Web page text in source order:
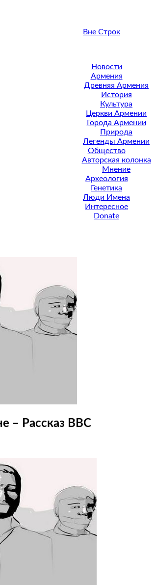
Вне Строк
Новости
Армения
Древняя Армения
История
Культура
Церкви Армении
Города Армении
Природа
Легенды Армении
Общество
Авторская колонка
Мнение
Археология
Генетика
Люди Имена
Интересное
Donate
– Рассказ BBC